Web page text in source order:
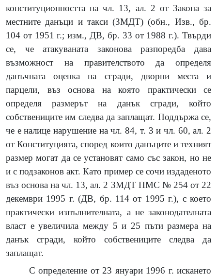
конституционността на чл. 13, ал. 2 от Закона за
местните данъци и такси (ЗМДТ) (обн., Изв., бр.
104 от 1951 г.; изм., ДВ, бр. 33 от 1988 г.). Твърди
се, че атакуваната законова разпоредба дава
възможност на правителството да определя
данъчната оценка на сгради, дворни места и
парцели, въз основа на която практически се
определя размерът на данък сгради, който
собствениците им следва да заплащат. Поддържа се,
че е налице нарушение на чл. 84, т. 3 и чл. 60, ал. 2
от Конституцията, според които данъците и техният
размер могат да се установят само със закон, но не
и с подзаконов акт. Като пример се сочи издаденото
въз основа на чл. 13, ал. 2 ЗМДТ ПМС № 254 от 22
декември 1995 г. (ДВ, бр. 114 от 1995 г.), с което
практически изпълнителната, а не законодателната
власт е увеличила между 5 и 25 пъти размера на
данък сгради, който собствениците следва да
заплащат.
С определение от 23 януари 1996 г. искането